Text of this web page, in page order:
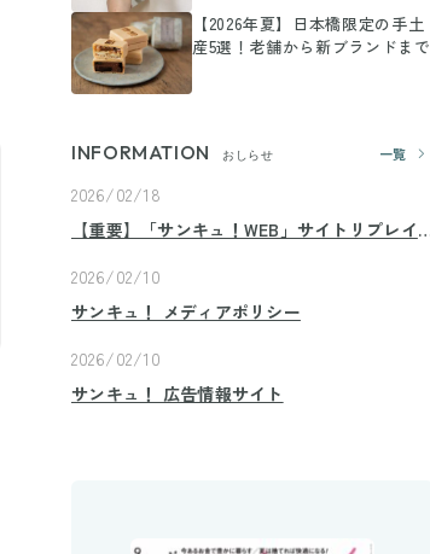
【2026年夏】日本橋限定の手土
産5選！老舗から新ブランドまで
INFORMATION おしらせ 一覧
2026/02/18
【重要】「サンキュ！WEB」サイトリプレイ
2026/02/10
サンキュ！ メディアポリシー
2026/02/10
サンキュ！ 広告情報サイト